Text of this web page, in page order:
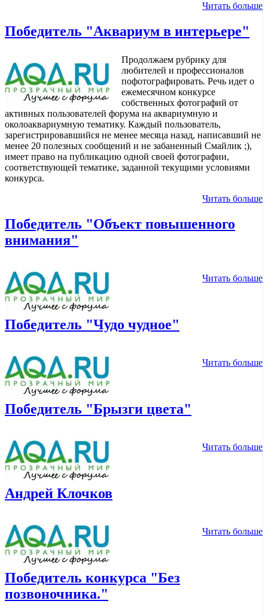
Читать больше
Победитель "Аквариум в интерьере"
Продолжаем рубрику для
любителей и профессионалов
пофотографировать. Речь идет о
ежемесячном конкурсе
собственных фотографий от
активных пользователей форума на аквариумную и
околоаквариумную тематику. Каждый пользователь,
зарегистрировавшийся не менее месяца назад, написавший не
менее 20 полезных сообщений и не забаненный Смайлик ;),
имеет право на публикацию одной своей фотографии,
соответствующей тематике, заданной текущими условиями
конкурса.
Читать больше
Победитель "Объект повышенного
внимания"
Читать больше
Победитель "Чудо чудное"
Читать больше
Победитель "Брызги цвета"
Читать больше
Андрей Клочков
Читать больше
Победитель конкурса "Без
позвоночника."